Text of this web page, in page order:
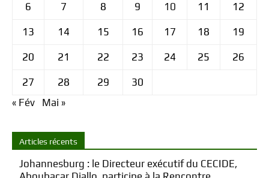
6 7 8 9 10 11 12
13 14 15 16 17 18 19
20 21 22 23 24 25 26
27 28 29
30
« Fév
Mai »
Articles récents
Johannesburg : le Directeur exécutif du CECIDE,